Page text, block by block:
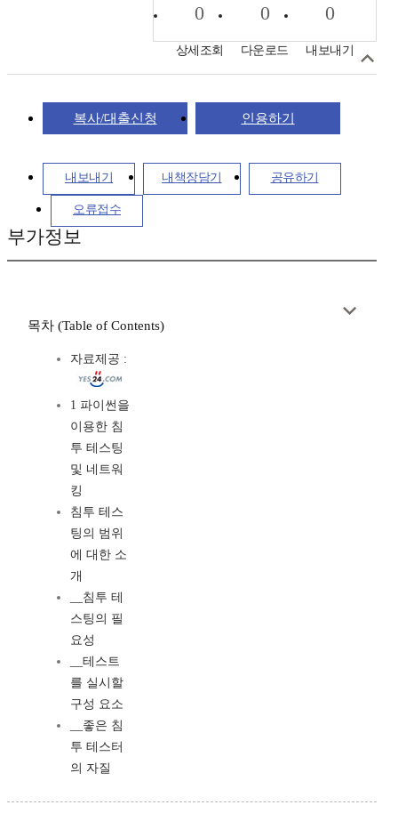
0
상세조회
0
다운로드
0
내보내기
복사/대출신청 인용하기
내보내기 내책장담기 공유하기
오류접수
부가정보
목차 (Table of Contents)
자료제공 :
1 파이썬을
이용한 침
투 테스팅
및 네트워
킹
침투 테스
팅의 범위
에 대한 소
개
__침투 테
스팅의 필
요성
__테스트
를 실시할
구성 요소
__좋은 침
투 테스터
의 자질